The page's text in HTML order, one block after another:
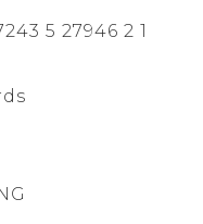
5 27946 2 1